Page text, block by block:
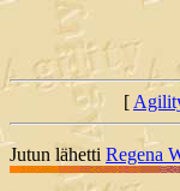
[
Jutun lähetti Regena